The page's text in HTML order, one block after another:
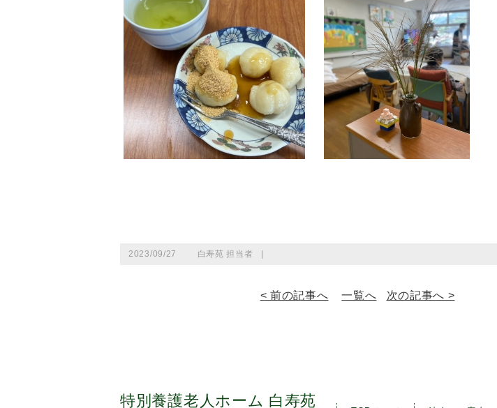
2023/09/27 白寿苑 担当者
< 前の記事へ 一覧へ 次の記事へ >
特別養護老人ホーム 白寿苑